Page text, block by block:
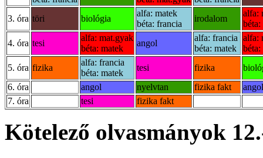
3. óra töri biológia
alfa: matek
béta: francia
irodalom
alfa:
4. óra tesi
alfa: mat.gyak
béta: matek
angol
alfa: francia
béta: matek
alfa:
béta:
5. óra fizika
alfa: francia
béta: matek
tesi fizika
6. óra
angol nyelvtan fizika fakt
angol
7. óra
tesi fizika fakt
Kötelező olvasmányok